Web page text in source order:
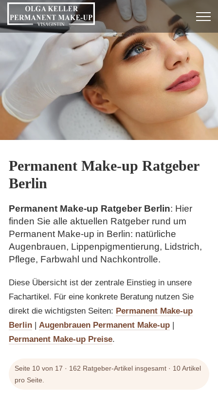
Permanent Make-up Ratgeber
Berlin
Permanent Make-up Ratgeber Berlin: Hier
finden Sie alle aktuellen Ratgeber rund um
Permanent Make-up in Berlin: natürliche
Augenbrauen, Lippenpigmentierung, Lidstrich,
Pflege, Farbwahl und Nachkontrolle.
Diese Übersicht ist der zentrale Einstieg in unsere
Fachartikel. Für eine konkrete Beratung nutzen Sie
direkt die wichtigsten Seiten: Permanent Make-up
Berlin
Augenbrauen Permanent Make-up
Permanent Make-up Preise.
Seite 10 von 17 · 162 Ratgeber-Artikel insgesamt · 10 Artikel
pro Seite.